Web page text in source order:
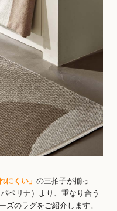
にくい」 の三拍子が揃っ
ペリナ）より、重なり合う
ズのラグをご紹介します。